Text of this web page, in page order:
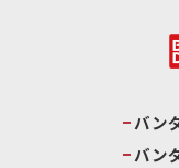
バン
バン